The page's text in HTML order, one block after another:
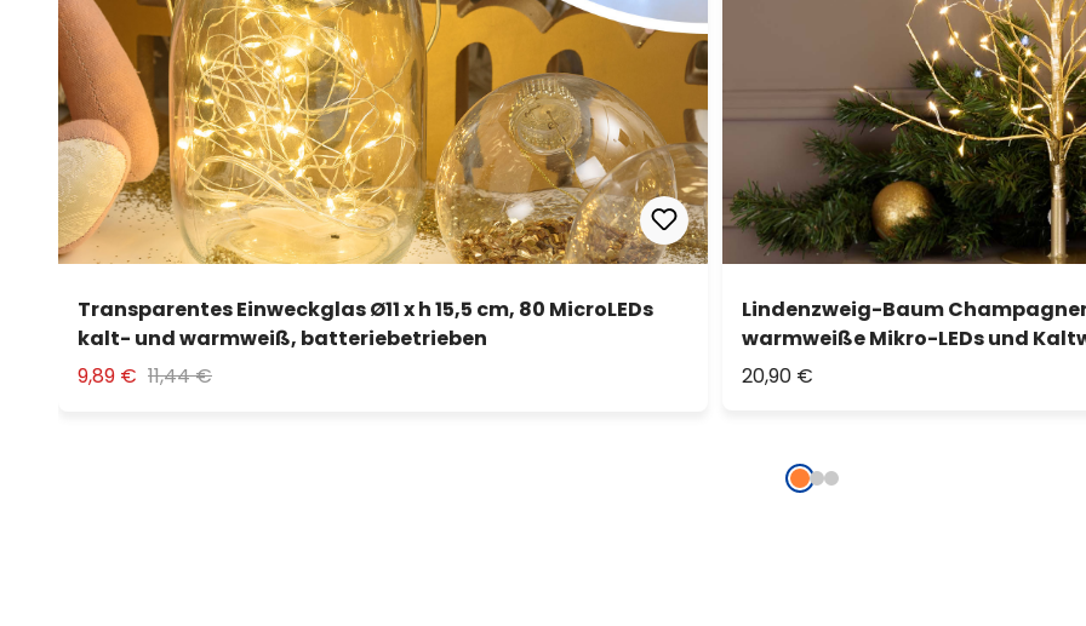
Transparentes Einweckglas Ø11 x h 15,5 cm, 80 MicroLEDs
kalt- und warmweiß, batteriebetrieben
9,89 € 11,44 €
Lindenzweig-Baum
warmweiße Mikro-LEDs und
20,90 €